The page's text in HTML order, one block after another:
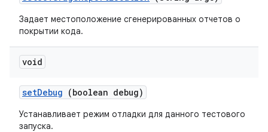
Задает местоположение сгенерированных отчетов о
покрытии кода.
void
setDebug (boolean debug)
Устанавливает режим отладки для данного тестового
запуска.